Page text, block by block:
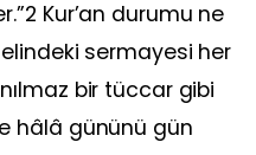
Kur’an durumu ne
sermayesi her
bir tüccar gibi
hâlâ gününü gün